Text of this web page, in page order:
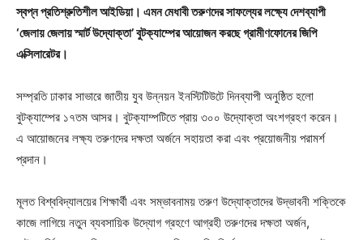
স্বপ্ন প্রতিশ্রুতিশীল আইডিয়া। এমন মেধাবী তরুণদের সাফল্যের লক্ষ্যে দেশব্যাপী
‘জেলায় জেলায় স্মার্ট উদ্যোক্তা’ বুটক্যাম্পের আয়োজন করছে গ্রামীণফোনের জিপি
এক্সিলারেটর।
সম্প্রতি ঢাকার সাভারে জাতীয় যুব উন্নয়ন ইনস্টিটিউটে দিনব্যাপী অনুষ্ঠিত হলো
বুটক্যাম্পের ১৭তম আসর। বুটক্যাম্পটিতে প্রায় ৩০০ উদ্যোক্তা অংশগ্রহণ করেন।
এ আয়োজনের লক্ষ্য তরুণদের দক্ষতা অর্জনে সহায়তা করা এবং প্রয়োজনীয় পরামর্শ
প্রদান।
মূলত বিশ্ববিদ্যালয়ের শিক্ষার্থী এবং সম্ভাবনাময় তরুণ উদ্যোক্তাদের উদ্ভাবনী শক্তিকে
কাজে লাগিয়ে নতুন ব্যবসায়িক উদ্যোগ গ্রহণে আগ্রহী তরুণদের দক্ষতা অর্জন,